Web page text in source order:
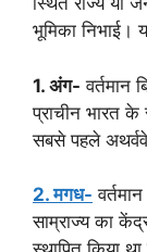
भूमिका निभाई।
1. अंग- वर्तमान
प्राचीन भारत
सबसे पहले
2. मगध-
साम्राज्य का